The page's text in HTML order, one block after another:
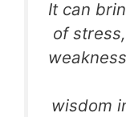
It can
of
wisdom